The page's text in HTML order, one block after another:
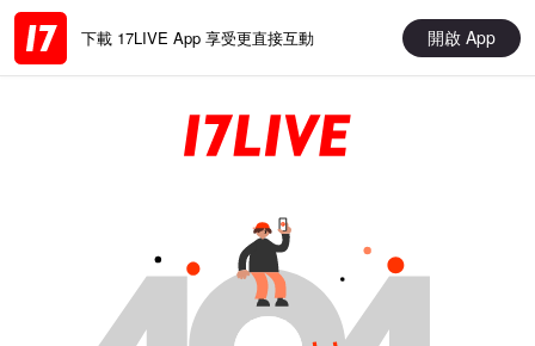
下載 17LIVE App 享受更直接互動 開啟 App